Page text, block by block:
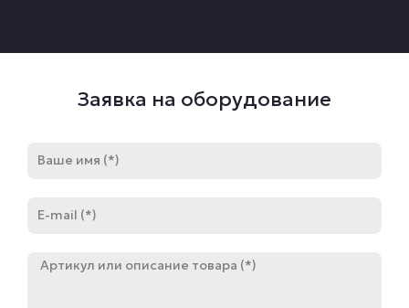
Заявка на оборудование
mail
Артикул